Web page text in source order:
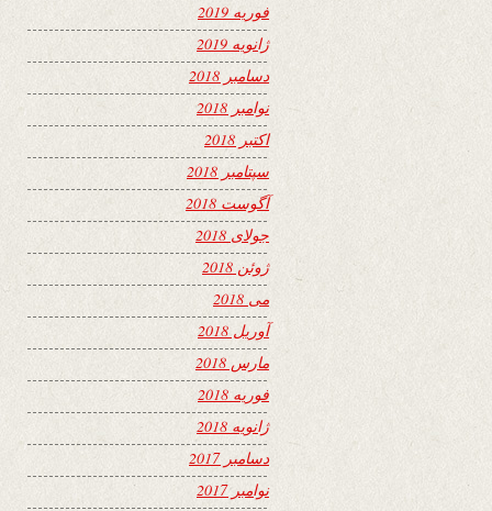
فوریه 2019
ژانویه 2019
دسامبر 2018
نوامبر 2018
اکتبر 2018
سپتامبر 2018
آگوست 2018
جولای 2018
ژوئن 2018
می 2018
آوریل 2018
مارس 2018
فوریه 2018
ژانویه 2018
دسامبر 2017
نوامبر 2017